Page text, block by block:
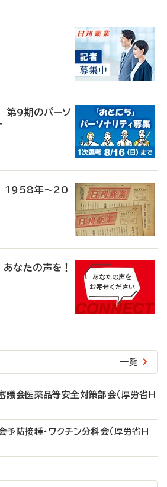
9期のパーソ
1958年～20
なたの声を！
一覧
会医薬品等安全対策部会（厚労省H
防接種・ワクチン分科会（厚労省H